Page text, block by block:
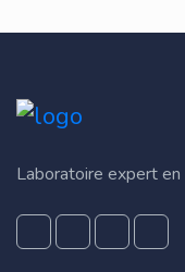
Laboratoire expert